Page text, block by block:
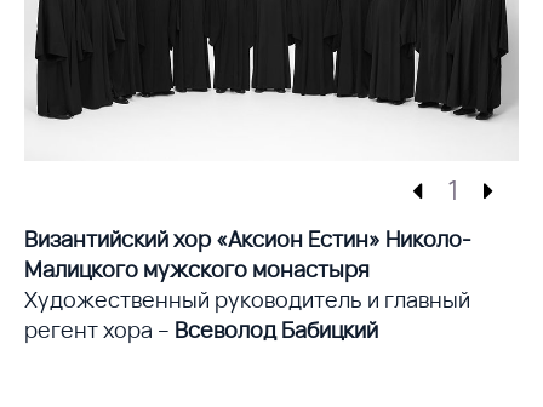
1
Византийский хор «Аксион Естин» Николо-
Малицкого мужского монастыря
Художественный руководитель и главный
регент хора – Всеволод Бабицкий